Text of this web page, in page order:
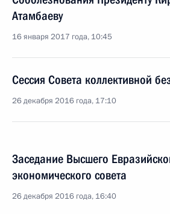
Атамбаеву
16 января 2017 года, 10:45
Сессия Совета коллективной
26 декабря 2016 года, 17:10
Заседание Высшего
экономического совета
26 декабря 2016 года, 16:40